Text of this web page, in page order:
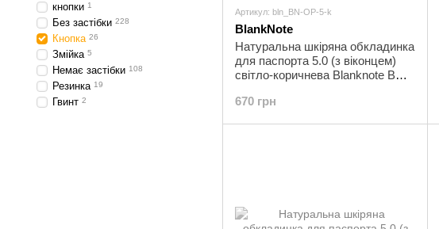
Артикул: bln_BN-OP-5-k
BlankNote
Натуральна шкіряна обкладинка
для паспорта 5.0 (з віконцем)
світло-коричнева Blanknote BN-
670 грн
кнопки 1
Без застібки 228
Кнопка 26
Змійка 5
Немає застібки 108
Резинка 19
Гвинт 2